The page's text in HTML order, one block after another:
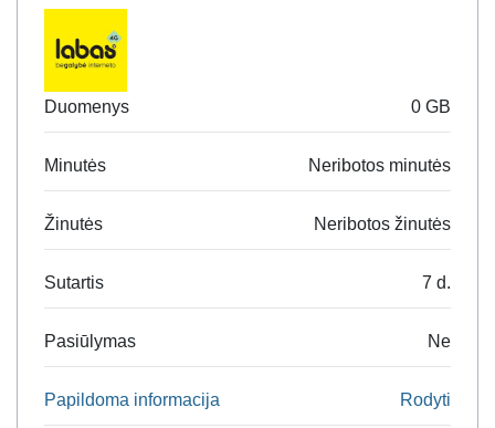
Duomenys 0 GB
Minutės Neribotos minutės
Žinutės Neribotos žinutės
Sutartis 7 d.
Pasiūlymas Ne
Papildoma informacija Rodyti